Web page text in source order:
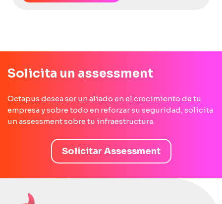
Solicita un assessment
Octapus desea ser un aliado en el crecimiento de tu
empresa y sobre todo en reforzar su seguridad, solicita
un assessment sobre tu infraestructura.
Solicitar Assessment